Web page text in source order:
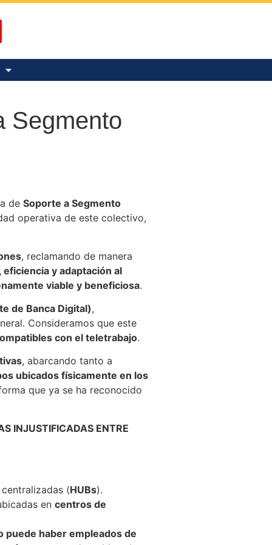
Segmento
de Soporte a Segmento
operativa de este colectivo,
, reclamando de manera
eficiencia y adaptación al
viable y beneficiosa.
de Banca Digital),
Consideramos que este
con el teletrabajo.
, abarcando tanto a
ubicados físicamente en los
que ya se ha reconocido
INJUSTIFICADAS ENTRE
(HUBs).
en centros de
puede haber empleados de